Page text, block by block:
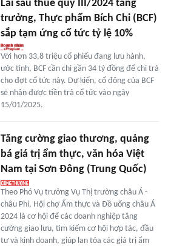
Lãi sau thuế quý III/2024 tăng
trưởng, Thực phẩm Bích Chi (BCF)
sắp tạm ứng cổ tức tỷ lệ 10%
Với hơn 33,8 triệu cổ phiếu đang lưu hành,
ước tính, BCF cần chi gần 34 tỷ đồng để chi trả
cho đợt cổ tức này. Dự kiến, cổ đông của BCF
sẽ nhận được tiền trả cổ tức vào ngày
15/01/2025.
Tăng cường giao thương, quảng
bá giá trị ẩm thực, văn hóa Việt
Nam tại Sơn Đông (Trung Quốc)
Theo Phó Vụ trưởng Vụ Thị trường châu Á -
châu Phi, Hội chợ Ẩm thực và Đồ uống châu Á
2024 là cơ hội để các doanh nghiệp tăng
cường giao lưu, tìm kiếm cơ hội hợp tác, đầu
tư và kinh doanh, giúp lan tỏa các giá trị ẩm